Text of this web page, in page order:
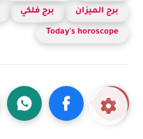
برج الميزان برج فلكي
Today's horoscope